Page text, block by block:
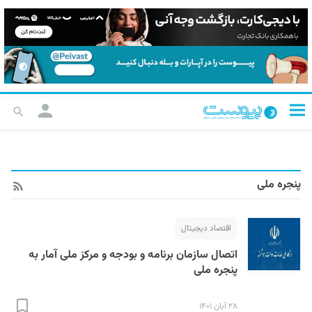
پنجره ملی
اقتصاد دیجیتال
اتصال سازمان برنامه و بودجه و مرکز ملی آمار به
پنجره ملی
۲۸ آبان ۱۴۰۱